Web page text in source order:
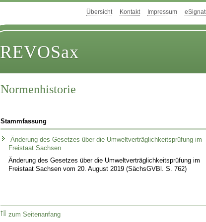
Übersicht Kontakt Impressum
REVOSax
Normenhistorie
Stammfassung
Änderung des Gesetzes über die Umweltverträglichkeitsprüfung im
Freistaat Sachsen
Änderung des Gesetzes über die Umweltverträglichkeitsprüfung im
Freistaat Sachsen vom 20. August 2019 (SächsGVBl. S. 762)
zum Seitenanfang